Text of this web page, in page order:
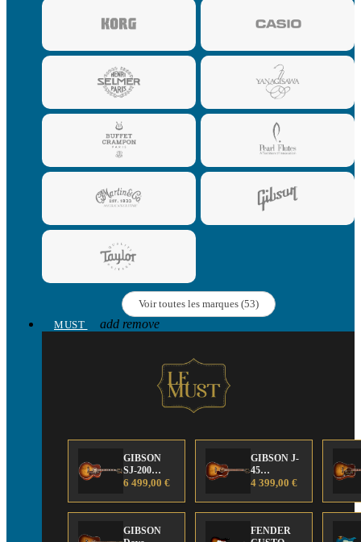
Voir toutes les marques (53)
MUST
add remove
GIBSON
SJ-200
Anniversary
Edition
6 499,00 €
GIBSON J-
45
Anniversary
Edition
4 399,00 €
GIBSON
FENDER